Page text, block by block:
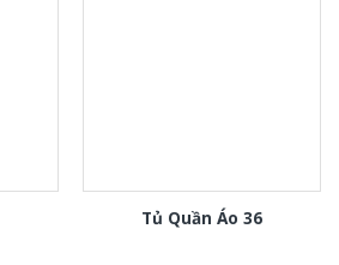
Tủ Quần Áo 36